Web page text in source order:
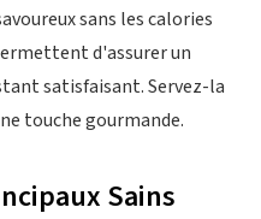
sans les calories
d'assurer un
satisfaisant. Servez-la
touche gourmande.
Sains